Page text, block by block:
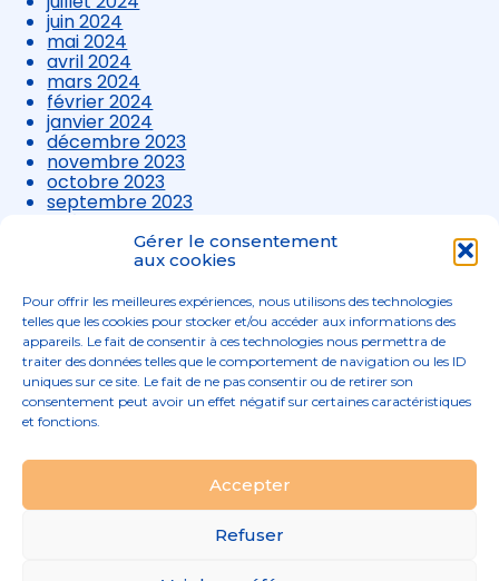
Gérer le consentement
aux cookies
Pour offrir les meilleures expériences, nous utilisons des technologies
telles que les cookies pour stocker et/ou accéder aux informations des
appareils. Le fait de consentir à ces technologies nous permettra de
traiter des données telles que le comportement de navigation ou les ID
uniques sur ce site. Le fait de ne pas consentir ou de retirer son
consentement peut avoir un effet négatif sur certaines caractéristiques
et fonctions.
Accepter
Refuser
juin 2024
mai 2024
avril 2024
mars 2024
février 2024
janvier 2024
décembre 2023
novembre 2023
octobre 2023
septembre 2023
août 2023
juillet 2023
avril 2023
mars 2023
Principale
02 96 52 68 68